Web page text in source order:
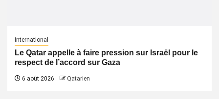
International
Le Qatar appelle à faire pression sur Israël pour le
respect de l’accord sur Gaza
6 août 2026 Qatarien